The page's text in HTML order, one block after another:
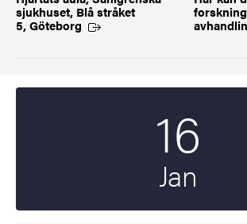
sjukhuset, Blå stråket
5, Göteborg
16
Jan